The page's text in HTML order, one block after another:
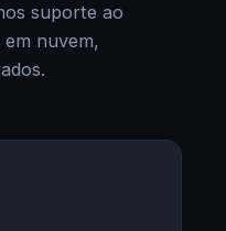
suporte ao
nuvem,